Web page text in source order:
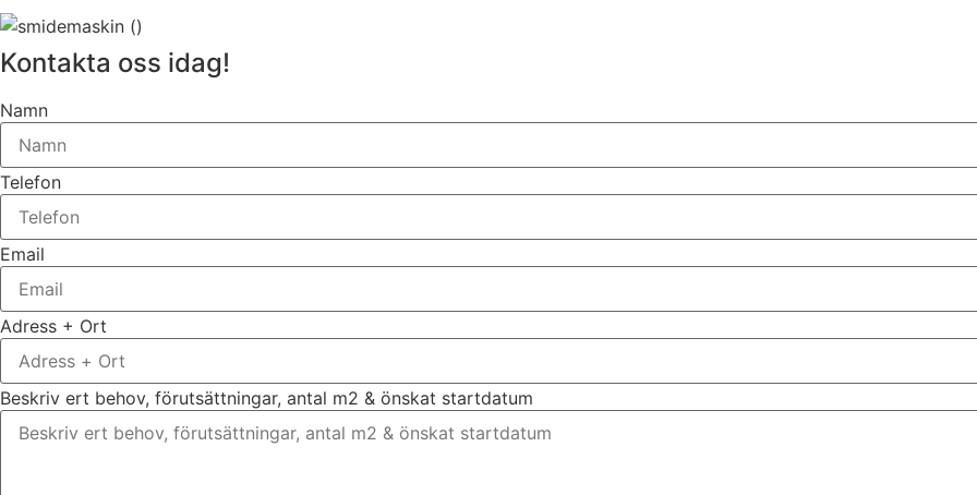
Kontakta oss idag!
Namn
Telefon
Email
Adress + Ort
Beskriv ert behov, förutsättningar, antal m2 & önskat startdatum